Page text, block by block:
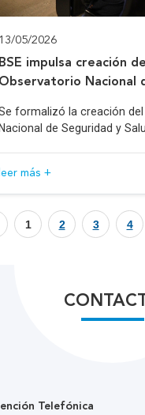
13/05/2026
BSE impulsa creación
Observatorio Nacional
formalizó la creación
Nacional de Seguridad y
leer más +
1 2 3 4
Telefónica